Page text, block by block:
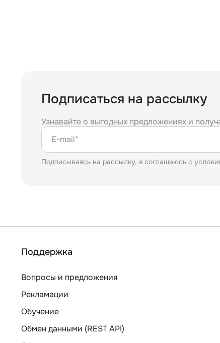
Подписаться на рассылку
Узнавайте о выгодных предложениях и
E-mail*
Подписываясь на рассылку, я соглашаюсь с
Поддержка
Вопросы и предложения
Рекламации
Обучение
Обмен данными (REST API)